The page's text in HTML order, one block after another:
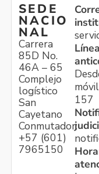
SEDE
NACIO
NAL
Carrera
85D No.
46A – 65
Complejo
logístico
San
Cayetano
Conmutador:
+57 (601)
7965150
Línea
157